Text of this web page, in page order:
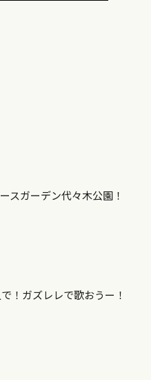
スガーデン代々木公園！
！ガズレレで歌おうー！